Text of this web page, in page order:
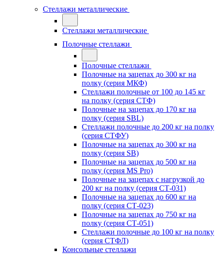
Стеллажи металлические
Стеллажи металлические
Полочные стеллажи
Полочные стеллажи
Полочные на зацепах до 300 кг на
полку (серия МКФ)
Стеллажи полочные от 100 до 145 кг
на полку (серия СТФ)
Полочные на зацепах до 170 кг на
полку (серия SBL)
Стеллажи полочные до 200 кг на полку
(серия СТФУ)
Полочные на зацепах до 300 кг на
полку (серия SB)
Полочные на зацепах до 500 кг на
полку (серия MS Pro)
Полочные на зацепах с нагрузкой до
200 кг на полку (серия СТ-031)
Полочные на зацепах до 600 кг на
полку (серия СТ-023)
Полочные на зацепах до 750 кг на
полку (серия СТ-051)
Стеллажи полочные до 100 кг на полку
(серия СТФЛ)
Консольные стеллажи